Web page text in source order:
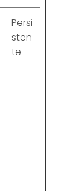
Persi
sten
te